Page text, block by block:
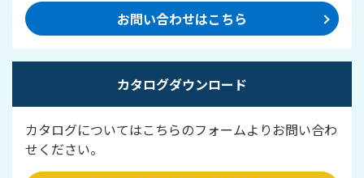
お問い合わせはこちら
カタログダウンロード
カタログについてはこちらのフォームよりお問い合わ
せください。